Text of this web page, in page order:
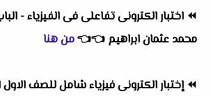
⏪ اختبار الكترونى تفاعلى فى الفيزياء -
محمد عثمان ابراهيم 👈
👈من هنا
⏪إختبار الكترونى فيزياء شامل للصف الاول